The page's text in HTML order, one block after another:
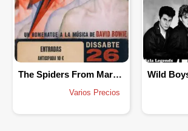
The Spiders From Mars - Homenatge a Bowie
Varios Precios